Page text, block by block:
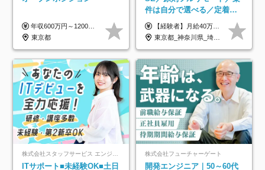
年収600万円～1200万円 ※上記年収は、想定年収です。住居費補助、子手当などの各種手当を含む金額です。 ※経験・能力等を考慮の上、当社規定により決定します。
東京都
件は自分で選べる／定着率
93%／20～30代活躍中！
【経験者】月給40万円～120万円(固定残業代含む)+各種手当 ★前職給与の総収入額を100％保証｜還元率84％〜100％ ★20代の平均年収570万円 ※月給には、みなし残業手当(月30時間／5万8000円以上)を含みます 超過分は別途追加支給 ※固定残業代は、時間外労働の有無に関わらず30時間分を、月5万8000円~15万7000円支給 ※上記を超える時間外労働分は追加で支給 【未経験者】月給21万円以上＋各種手当 固定残業なし(残業代発生分全額支給) ※6ヶ月の試用期間あり（※条件に変動なし） ▼単価連動性×還元率は84％～100％で収入の大幅UPが可能！ ・案件単価が月50万円の場合：年収417万円 ・案件単価が月70万円の場合：年収584万円 ・案件単価が月100万円の場合：年収834万円 ＜モデル年収＞ ▼400万円～500万円(入社初年度) ▼542万円～626万円(入社2年) ▼667万円～700万円(入社3年） ▼709万円～801万円(入社5年）
東京都_神奈川県_埼玉県_千葉県_大阪府_愛知県_北海道_青森県_岩手県_宮城県_秋田県_山形県_福島県_茨城県_栃木県_群馬県_新潟県_山梨県_長野県_富山県_石川県_福井県_静岡県_岐阜県_三重県_兵庫県_京都府_滋賀県_奈良県_和歌山県_広島県_岡山県_鳥取県_島根県_山口県_徳島県_香川県_愛媛県_高知県_福岡県_熊本県_佐賀県_長崎県_大分県_宮崎県_鹿児島県_沖縄県
ITサポート■未経験OK■土日
株式会社フューチャーゲート
開発エンジニア｜50～60代